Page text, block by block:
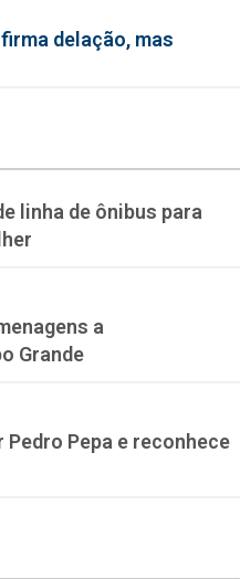
delação, mas
linha de ônibus para
a
Grande
Pepa e reconhece